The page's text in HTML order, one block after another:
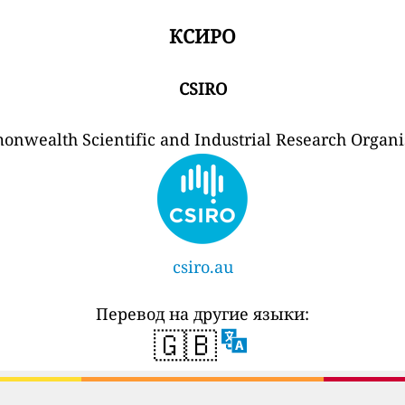
КСИРО
CSIRO
Scientific and Industrial Research
csiro.au
Перевод на другие языки:
🇬🇧